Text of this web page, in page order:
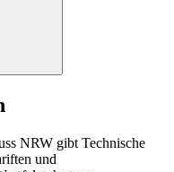
NRW gibt Technische
und